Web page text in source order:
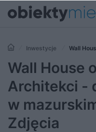
Inwestycje
Wall
w mazurskim krajobrazie.
Wall House
Architekci -
w
Zdjęcia